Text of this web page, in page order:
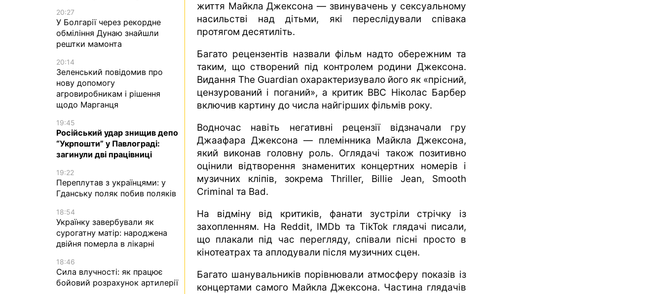
життя Майкла Джексона — звинувачень у сексуальному
насильстві над дітьми, які переслідували співака
протягом десятиліть.
Багато рецензентів назвали фільм надто обережним та
таким, що створений під контролем родини Джексона.
Видання The Guardian охарактеризувало його як «прісний,
цензурований і поганий», а критик BBC Ніколас Барбер
включив картину до числа найгірших фільмів року.
Водночас навіть негативні рецензії відзначали гру
Джаафара Джексона — племінника Майкла Джексона,
який виконав головну роль. Оглядачі також позитивно
оцінили відтворення знаменитих концертних номерів і
музичних кліпів, зокрема Thriller, Billie Jean, Smooth
Criminal та Bad.
На відміну від критиків, фанати зустріли стрічку із
захопленням. На Reddit, IMDb та TikTok глядачі писали,
що плакали під час перегляду, співали пісні просто в
кінотеатрах та аплодували після музичних сцен.
Багато шанувальників порівнювали атмосферу показів із
концертами самого Майкла Джексона. Частина глядачів
20:27
У Болгарії через рекордне
обміління Дунаю знайшли
рештки мамонта
20:14
Зеленський повідомив про
нову допомогу
агровиробникам і рішення
щодо Марганця
19:45
Російський удар знищив депо
“Укрпошти” у Павлограді:
загинули дві працівниці
19:22
Переплутав з українцями: у
Гданську поляк побив поляків
18:54
Українку завербували як
сурогатну матір: народжена
двійня померла в лікарні
18:46
Сила влучності: як працює
бойовий розрахунок артилерії